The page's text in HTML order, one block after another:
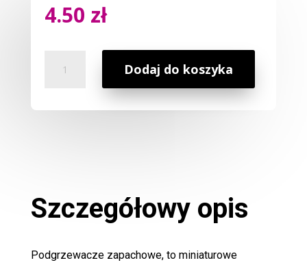
4.50 zł
Podgrzewacz
Dodaj do koszyka
Szczegółowy opis
Podgrzewacze zapachowe, to miniaturowe